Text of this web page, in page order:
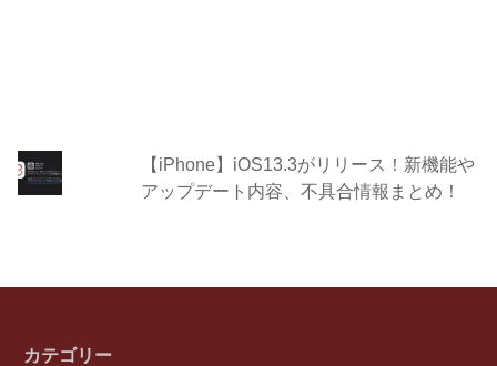
【iPhone】iOS13.3がリリース！新機能や
アップデート内容、不具合情報まとめ！
カテゴリー